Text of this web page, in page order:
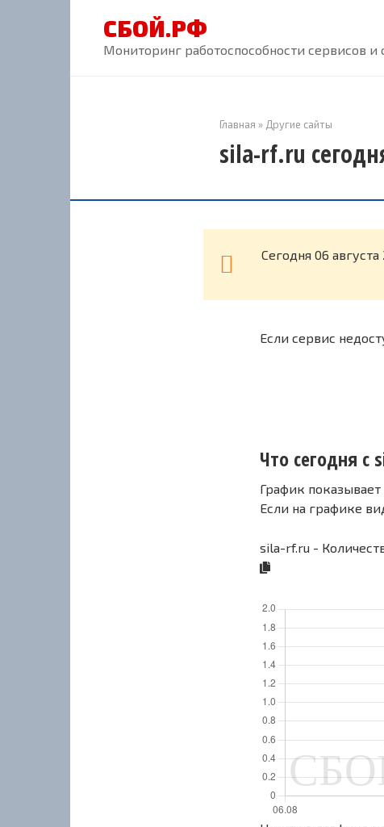
СБОЙ.РФ
Мониторинг работоспособности сервисов и
Главная » Другие сайты
sila-rf.ru
Cегодня 06
Если сервис
Что сегодня с
График
Если на графике
sila-rf.ru -